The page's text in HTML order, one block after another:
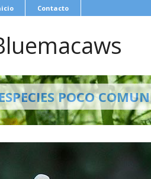
Contacto
POCO